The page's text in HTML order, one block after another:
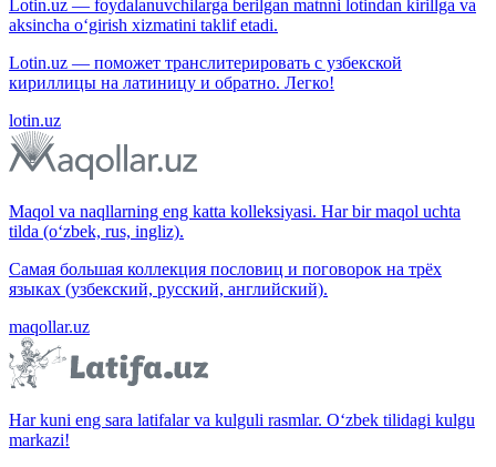
Lotin.uz — foydalanuvchilarga berilgan matnni lotindan kirillga va
aksincha o‘girish xizmatini taklif etadi.
Lotin.uz — поможет транслитерировать с узбекской
кириллицы на латиницу и обратно. Легко!
lotin.uz
Maqol va naqllarning eng katta kolleksiyasi. Har bir maqol uchta
tilda (o‘zbek, rus, ingliz).
Самая большая коллекция пословиц и поговорок на трёх
языках (узбекский, русский, английский).
maqollar.uz
Har kuni eng sara latifalar va kulguli rasmlar. O‘zbek tilidagi kulgu
markazi!